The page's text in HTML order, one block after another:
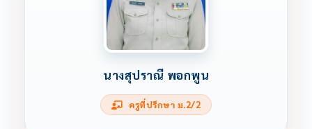
นางสุปราณี พอกพูน
ครูที่ปรึกษา ม.2/2